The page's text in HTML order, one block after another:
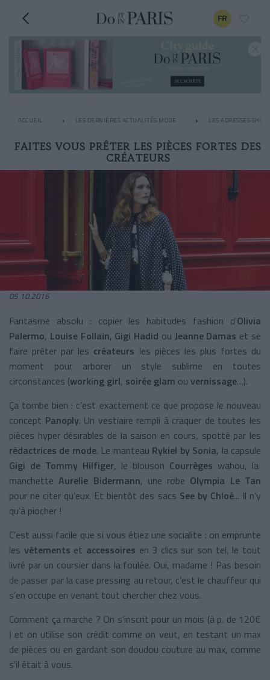
FR
ACCUEIL LES DERNIÈRES ACTUALITÉS MODE LES ADRESSES
FAITES VOUS PRÊTER LES PIÈCES FORTES DES
CRÉATEURS
05.10.2016
Fantasme absolu : copier les habitudes fashion d’Olivia
Palermo, Louise Follain, Gigi Hadid ou Jeanne Damas et se
faire prêter par les créateurs les pièces les plus fortes du
moment pour arborer un style sublime en toutes
circonstances (working girl, soirée glam ou vernissage…).
Ça tombe bien : c’est exactement ce que propose le nouveau
concept Panoply. Un vestiaire rempli à craquer de toutes les
pièces hyper désirables de la saison en cours, spotté par les
rédactrices de mode. Le manteau Rykiel by Sonia, la capsule
Gigi de Tommy Hilfiger, le blouson Courrèges wahou, la
manchetteAurelie Bidermann, une robe Olympia Le Tan
pour ne citer qu’eux. Et bientôt des sacs See by Chloé... Il n’y
qu’à piocher !
C’est aussi facile que si vous étiez une socialite : on emprunte
les vêtements et accessoires en 3 clics sur son tel, le tout
livré par un coursier dans la foulée. Oui, madame ! Pas besoin
de passer par la case pressing au retour, c’est le chauffeur qui
s’en occupe en venant tout chercher chez vous.
Comment ça marche ? On s’inscrit pour un mois (à p. de 120€
) et on utilise son crédit comme on veut, en testant un max
de pièces ou en gardant son doudou couture au max, comme
s’il était à vous.